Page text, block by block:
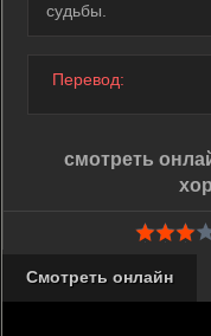
судьбы.
Перевод:
смотреть
Смотреть онлайн